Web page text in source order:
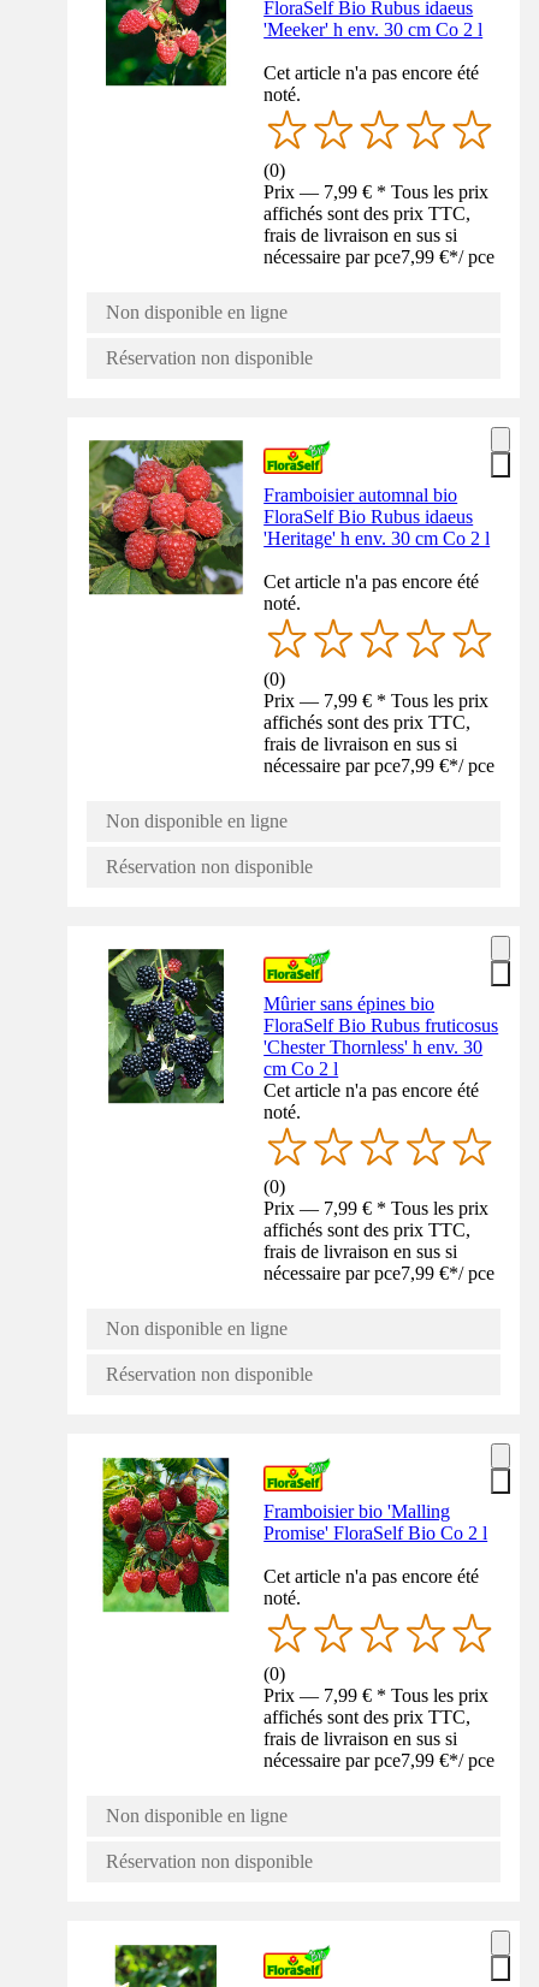
FloraSelf Bio Rubus idaeus
'Meeker' h env. 30 cm Co 2 l
Cet article n'a pas encore été
noté.
(0)
Prix — 7,99 € * Tous les prix
affichés sont des prix TTC,
frais de livraison en sus si
nécessaire par pce7,99 €*/ pce
Non disponible en ligne
Réservation non disponible
Framboisier automnal bio
FloraSelf Bio Rubus idaeus
'Heritage' h env. 30 cm Co 2 l
Cet article n'a pas encore été
noté.
(0)
Prix — 7,99 € * Tous les prix
affichés sont des prix TTC,
frais de livraison en sus si
nécessaire par pce7,99 €*/ pce
Non disponible en ligne
Réservation non disponible
Mûrier sans épines bio
FloraSelf Bio Rubus fruticosus
'Chester Thornless' h env. 30
cm Co 2 l
Cet article n'a pas encore été
noté.
(0)
Prix — 7,99 € * Tous les prix
affichés sont des prix TTC,
frais de livraison en sus si
nécessaire par pce7,99 €*/ pce
Non disponible en ligne
Réservation non disponible
Framboisier bio 'Malling
Promise' FloraSelf Bio Co 2 l
Cet article n'a pas encore été
noté.
(0)
Prix — 7,99 € * Tous les prix
affichés sont des prix TTC,
frais de livraison en sus si
nécessaire par pce7,99 €*/ pce
Non disponible en ligne
Réservation non disponible